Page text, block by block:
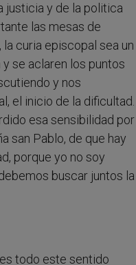
justicia y de la politica
las mesas de
curia episcopal sea un
y se aclaren los puntos
y nos
el inicio de la dificultad.
esa sensibilidad por
san Pablo, de que hay
porque yo no soy
buscar juntos la
todo este sentido